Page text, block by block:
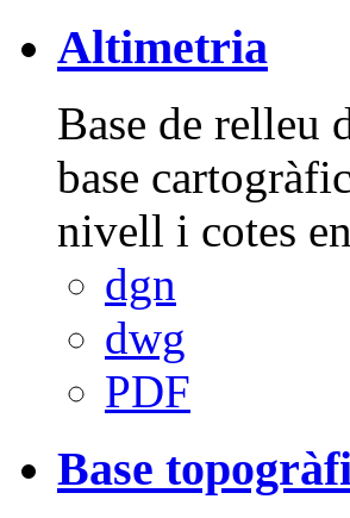
Altimetria
Base de relleu
base
nivell i cotes
dgn
dwg
PDF
Base